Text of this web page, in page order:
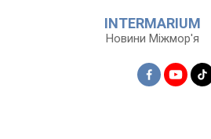
INTERMARIUM
Новини Міжмор'я